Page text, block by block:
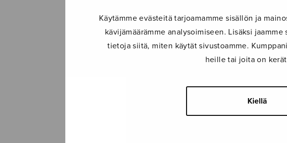
Käytämme evästeitä tarjoamamme sisällön ja
kävijämäärämme analysoimiseen. Lisäksi
tietoja siitä, miten käytät sivustoamme.
heille tai joita on
Kiellä
TAPAHTUMAT